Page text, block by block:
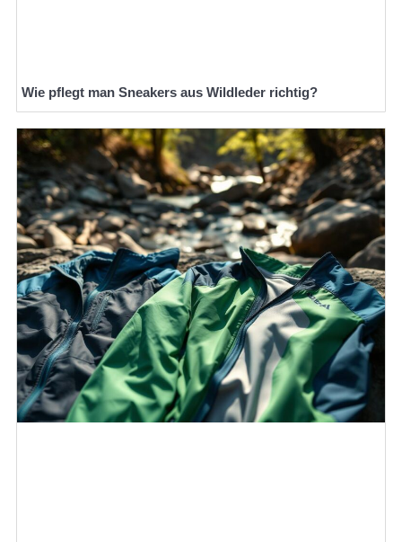
Wie pflegt man Sneakers aus Wildleder richtig?